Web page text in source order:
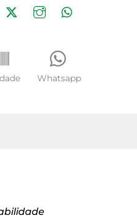
Whatsapp
FacebookTwitter Instagram